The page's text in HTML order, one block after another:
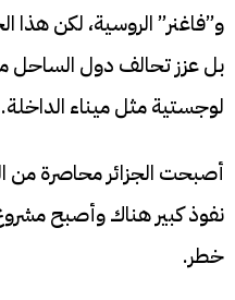
و”فاغنر” الروسية، لكن هذا
بل عزز تحالف دول الساحل
لوجستية مثل ميناء الداخلة.
أصبحت الجزائر محاصرة من
نفوذ كبير هناك وأصبح مشروع
خطر.